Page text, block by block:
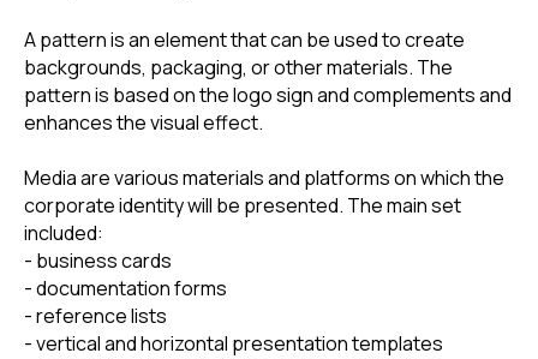
A pattern is an element that can be used to create
backgrounds, packaging, or other materials. The
pattern is based on the logo sign and complements and
enhances the visual effect.
Media are various materials and platforms on which the
corporate identity will be presented. The main set
included:
- business cards
- documentation forms
- reference lists
- vertical and horizontal presentation templates